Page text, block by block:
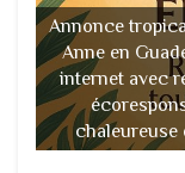
Annonce
Anne en
internet avec
chaleureuse